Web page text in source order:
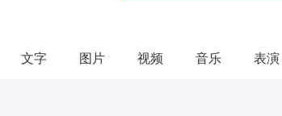
文字 图片 视频 音乐 表演